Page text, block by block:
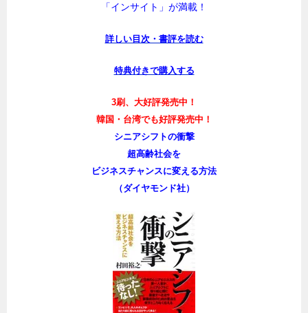
「インサイト」が満載！
詳しい目次・書評を読む
特典付きで購入する
3刷、大好評発売中！
韓国・台湾でも好評発売中！
シニアシフトの衝撃
超高齢社会を
ビジネスチャンスに変える方法
（ダイヤモンド社）